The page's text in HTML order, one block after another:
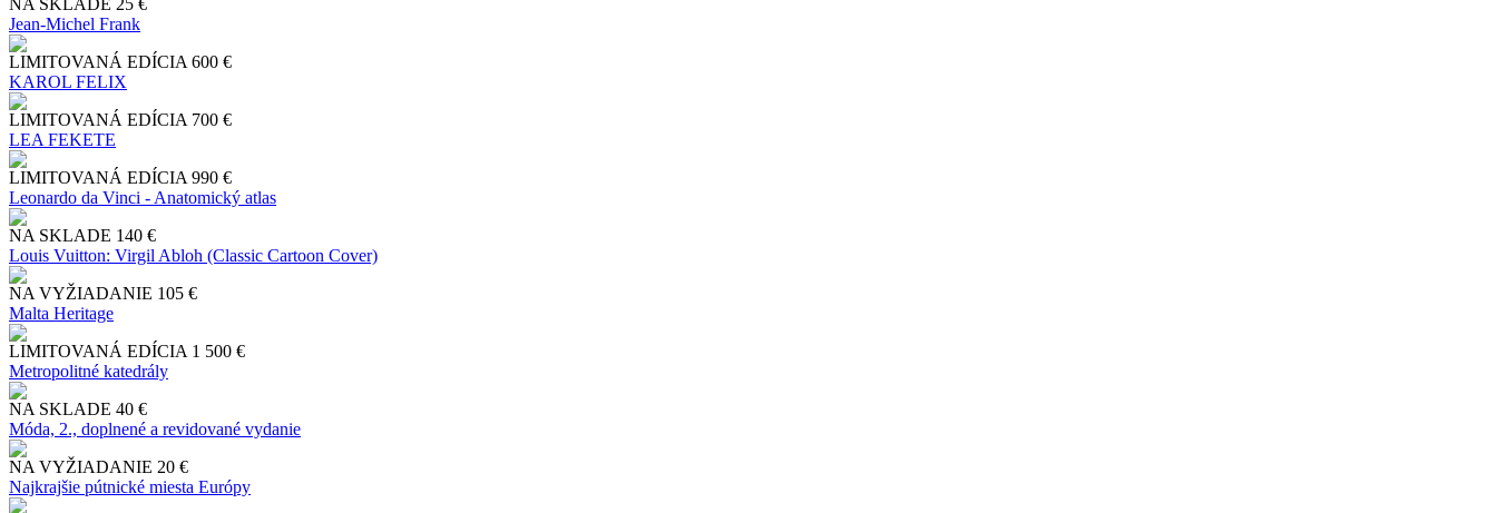
Jean-Michel Frank
LIMITOVANÁ EDÍCIA 600 €
KAROL FELIX
LIMITOVANÁ EDÍCIA 700 €
LEA FEKETE
LIMITOVANÁ EDÍCIA 990 €
Leonardo da Vinci - Anatomický atlas
NA SKLADE 140 €
Louis Vuitton: Virgil Abloh (Classic Cartoon Cover)
NA VYŽIADANIE 105 €
Malta Heritage
LIMITOVANÁ EDÍCIA 1 500 €
Metropolitné katedrály
NA SKLADE 40 €
Móda, 2., doplnené a revidované vydanie
NA VYŽIADANIE 20 €
Najkrajšie pútnické miesta Európy